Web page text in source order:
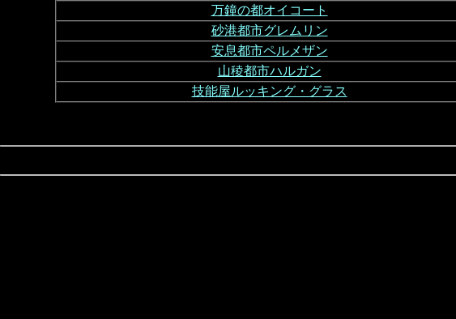
万鐘の都オイコート
砂港都市グレムリン
安息都市ペルメザン
山稜都市ハルガン
技能屋ルッキング・グラス